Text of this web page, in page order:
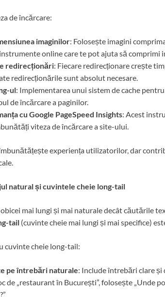
de încărcare:
imaginilor: Folosește imagini
online care te pot ajuta să comprimi
redirecționări: Fiecare redirecționare crește
redirecționările sunt absolut necesare.
ul: Implementarea unui sistem de cache
de încărcare a paginilor.
cu Google PageSpeed Insights: Acest
viteza de încărcare a site-ului.
experiența utilizatorilor, dar
natural și cuvintele cheie long-tail
mai lungi și mai naturale decât căutările
tail (cuvinte cheie mai lungi și mai specifice)
cuvinte cheie long-tail:
pe întrebări naturale: Include întrebări clare
de „restaurant în București”, folosește „Unde